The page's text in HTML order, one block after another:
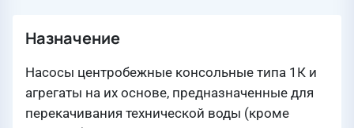
Назначение
Насосы центробежные консольные типа 1К и
агрегаты на их основе, предназначенные для
перекачивания технической воды (кроме